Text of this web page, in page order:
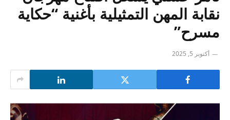
نقابة المهن التمثيلية بأغنية “حكاية
مسرح”
أكتوبر 5, 2025